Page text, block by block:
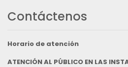
Contáctenos
Horario de atención
ATENCIÓN AL PÚBLICO EN LAS